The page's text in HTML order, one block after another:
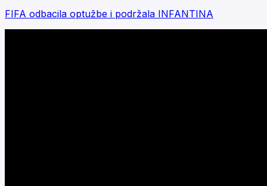
FIFA odbacila optužbe i podržala INFANTINA